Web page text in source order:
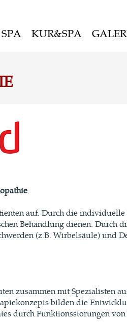
SPA KUR&SPA
.
auf. Durch die
Behandlung dienen. Durch
(z.B. Wirbelsäule) und
zusammen mit Spezialisten
bilden die
durch Funktionsstörungen